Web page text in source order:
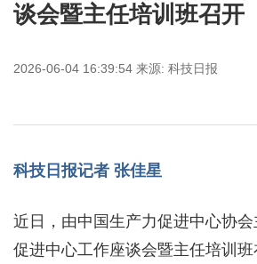
谈会暨主任培训班召开
2026-06-04 16:39:54 来源: 科技日报
科技日报记者 张佳星
近日，由中国生产力促进中心协
促进中心工作座谈会暨主任培训班